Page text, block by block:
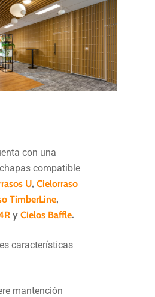
con una
compatible
U,Cielorraso
TimberLine,
yCielos Baffle.
características
mantención